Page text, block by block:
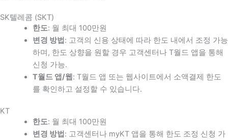
SK텔레콤 (SKT)
한도: 월 최대 100만원
변경 방법 : 고객의 신용 상태에 따라 한도 내에서 조정 가능
하며, 한도 상향을 원할 경우 고객센터나 T월드 앱을 통해
신청 가능.
T월드 앱/웹 : T월드 앱 또는 웹사이트에서 소액결제 한도
를 확인하고 설정할 수 있습니다.
KT
한도: 월 최대 100만원
변경 방법 : 고객센터나 myKT 앱을 통해 한도 조정 신청 가